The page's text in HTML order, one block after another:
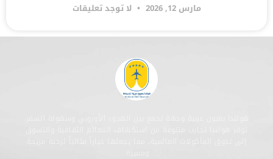
مارس 12, 2026 لا توجد تعليقات